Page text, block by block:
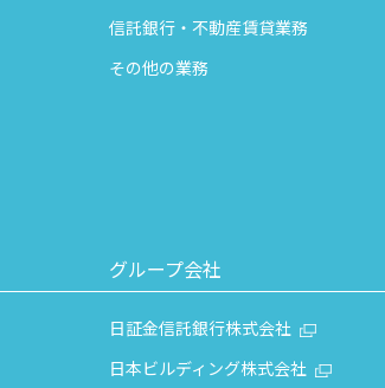
信託銀行・不動産賃貸業務
その他の業務
グループ会社
日証金信託銀行株式会社
日本ビルディング株式会社